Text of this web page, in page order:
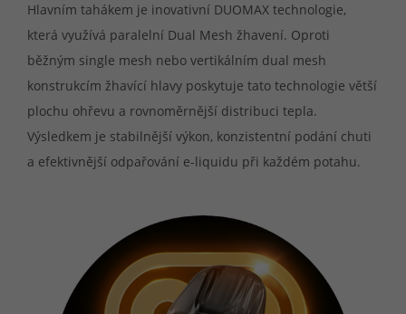
Hlavním tahákem je inovativní DUOMAX technologie,
která využívá paralelní Dual Mesh žhavení. Oproti
běžným single mesh nebo vertikálním dual mesh
konstrukcím žhavící hlavy poskytuje tato technologie větší
plochu ohřevu a rovnoměrnější distribuci tepla.
Výsledkem je stabilnější výkon, konzistentní podání chuti
a efektivnější odpařování e-liquidu při každém potahu.